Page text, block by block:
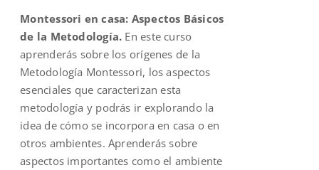
$600.00.$200.00.
Montessori en casa: Aspectos Básicos
de la Metodología. En este curso
aprenderás sobre los orígenes de la
Metodología Montessori, los aspectos
esenciales que caracterizan esta
metodología y podrás ir explorando la
idea de cómo se incorpora en casa o en
otros ambientes. Aprenderás sobre
aspectos importantes como el ambiente